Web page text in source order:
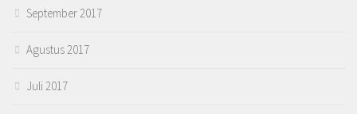
September 2017
Agustus 2017
Juli 2017